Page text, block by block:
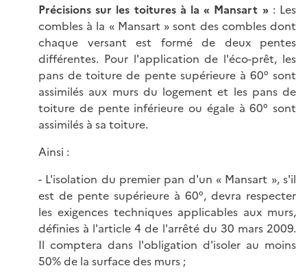
Précisions sur les toitures à la « Mansart »: Les
combles à la « Mansart » sont des combles dont
chaque versant est formé de deux pentes
différentes. Pour l'application de l'éco-prêt, les
pans de toiture de pente supérieure à 60° sont
assimilés aux murs du logement et les pans de
toiture de pente inférieure ou égale à 60° sont
assimilés à sa toiture.
Ainsi :
- L'isolation du premier pan d'un « Mansart », s'il
est de pente supérieure à 60°, devra respecter
les exigences techniques applicables aux murs,
définies à l'article 4 de l'arrêté du 30 mars 2009.
Il comptera dans l'obligation d'isoler au moins
50% de la surface des murs ;